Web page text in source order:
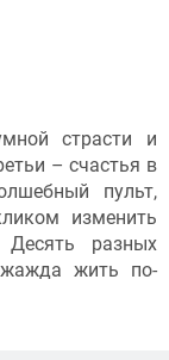
страсти и
– счастья в
пульт,
изменить
разных
жить по-